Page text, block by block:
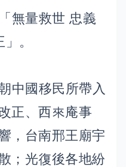
量救世 忠義
。
國移民所帶入
正、西來庵事
，台南邢王廟宇
；光復後各地紛